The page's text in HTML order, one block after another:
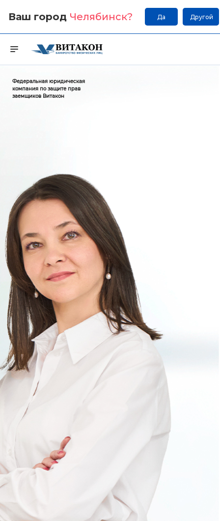
Ваш город Челябинск? Да Другой
Федеральная юридическая
компания по защите прав
заемщиков Витакон